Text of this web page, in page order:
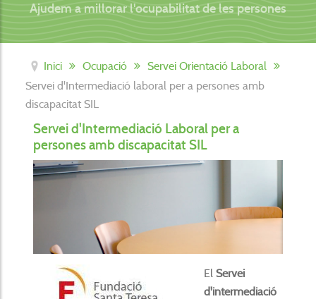
Ajudem a millorar l'ocupabilitat de les persones
Inici Ocupació
Servei Orientació Laboral
Servei d'Intermediació laboral per a persones amb
discapacitat SIL
Servei d'Intermediació Laboral per a
persones amb discapacitat SIL
El Servei
d'intermediació